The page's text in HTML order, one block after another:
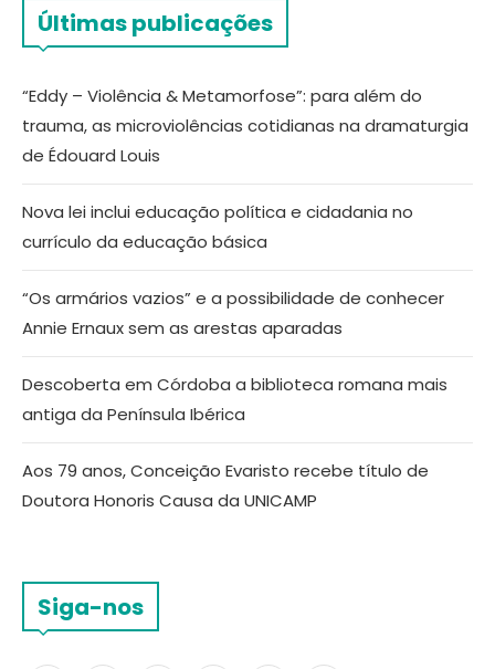
Últimas publicações
“Eddy – Violência & Metamorfose”: para além do
trauma, as microviolências cotidianas na dramaturgia
de Édouard Louis
Nova lei inclui educação política e cidadania no
currículo da educação básica
“Os armários vazios” e a possibilidade de conhecer
Annie Ernaux sem as arestas aparadas
Descoberta em Córdoba a biblioteca romana mais
antiga da Península Ibérica
Aos 79 anos, Conceição Evaristo recebe título de
Doutora Honoris Causa da UNICAMP
Siga-nos